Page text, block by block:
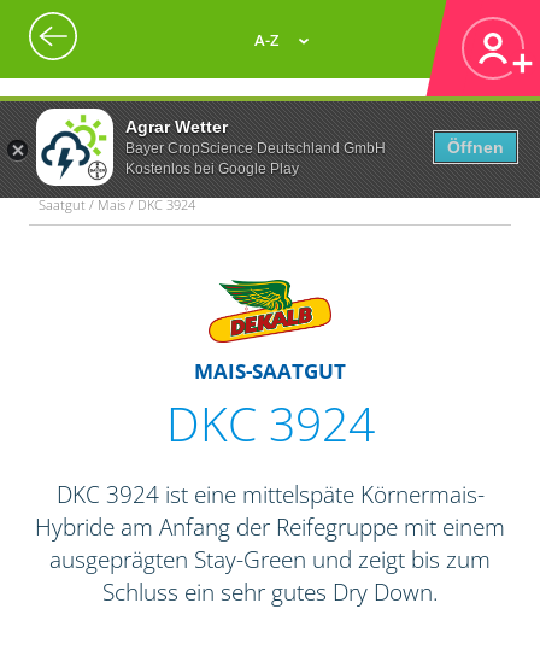
Agrar Wetter
Bayer CropScience Deutschland GmbH
Kostenlos bei Google Play
Öffnen
A-Z
Saatgut / Mais / DKC 3924
MAIS-SAATGUT
DKC 3924
DKC 3924 ist eine mittelspäte Körnermais-
Hybride am Anfang der Reifegruppe mit einem
ausgeprägten Stay-Green und zeigt bis zum
Schluss ein sehr gutes Dry Down.